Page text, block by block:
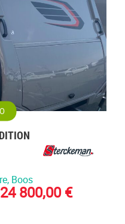
connecter
, Boos
24 800,00 €